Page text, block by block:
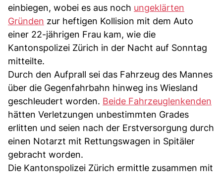
einbiegen, wobei es aus noch ungeklärten
Gründen zur heftigen Kollision mit dem Auto
einer 22-jährigen Frau kam, wie die
Kantonspolizei Zürich in der Nacht auf Sonntag
mitteilte.
Durch den Aufprall sei das Fahrzeug des Mannes
über die Gegenfahrbahn hinweg ins Wiesland
geschleudert worden. Beide Fahrzeuglenkenden
hätten Verletzungen unbestimmten Grades
erlitten und seien nach der Erstversorgung durch
einen Notarzt mit Rettungswagen in Spitäler
gebracht worden.
Die Kantonspolizei Zürich ermittle zusammen mit